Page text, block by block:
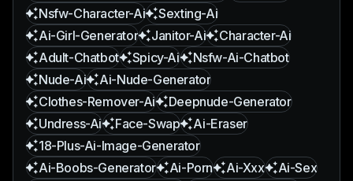
Nsfw-Character-Ai
Sexting-Ai
Ai-Girl-Generator
Janitor-Ai
Character-Ai
Adult-Chatbot
Spicy-Ai
Nsfw-Ai-Chatbot
Nude-Ai
Ai-Nude-Generator
Clothes-Remover-Ai
Deepnude-Generator
Undress-Ai
Face-Swap
Ai-Eraser
18-Plus-Ai-Image-Generator
Ai-Boobs-Generator
Ai-Porn Ai-Xxx
Ai-Sex